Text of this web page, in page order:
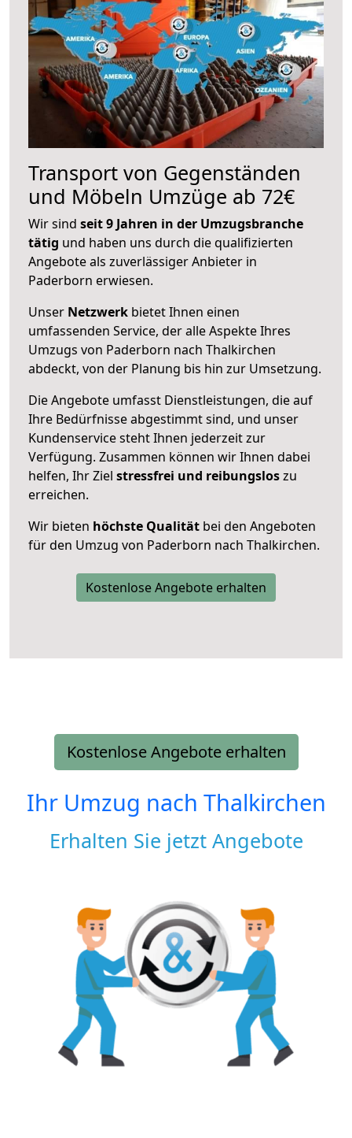
Transport von Gegenständen
und Möbeln Umzüge ab 72€
Wir sind seit 9 Jahren in der Umzugsbranche
tätig und haben uns durch die qualifizierten
Angebote als zuverlässiger Anbieter in
Paderborn erwiesen.
Unser Netzwerk bietet Ihnen einen
umfassenden Service, der alle Aspekte Ihres
Umzugs von Paderborn nach Thalkirchen
abdeckt, von der Planung bis hin zur Umsetzung.
Die Angebote umfasst Dienstleistungen, die auf
Ihre Bedürfnisse abgestimmt sind, und unser
Kundenservice steht Ihnen jederzeit zur
Verfügung. Zusammen können wir Ihnen dabei
helfen, Ihr Ziel stressfrei und reibungsloszu
erreichen.
Wir bieten höchste Qualität bei den Angeboten
für den Umzug von Paderborn nach Thalkirchen.
Kostenlose Angebote erhalten
Kostenlose Angebote erhalten
Ihr Umzug nach Thalkirchen
Erhalten Sie jetzt Angebote